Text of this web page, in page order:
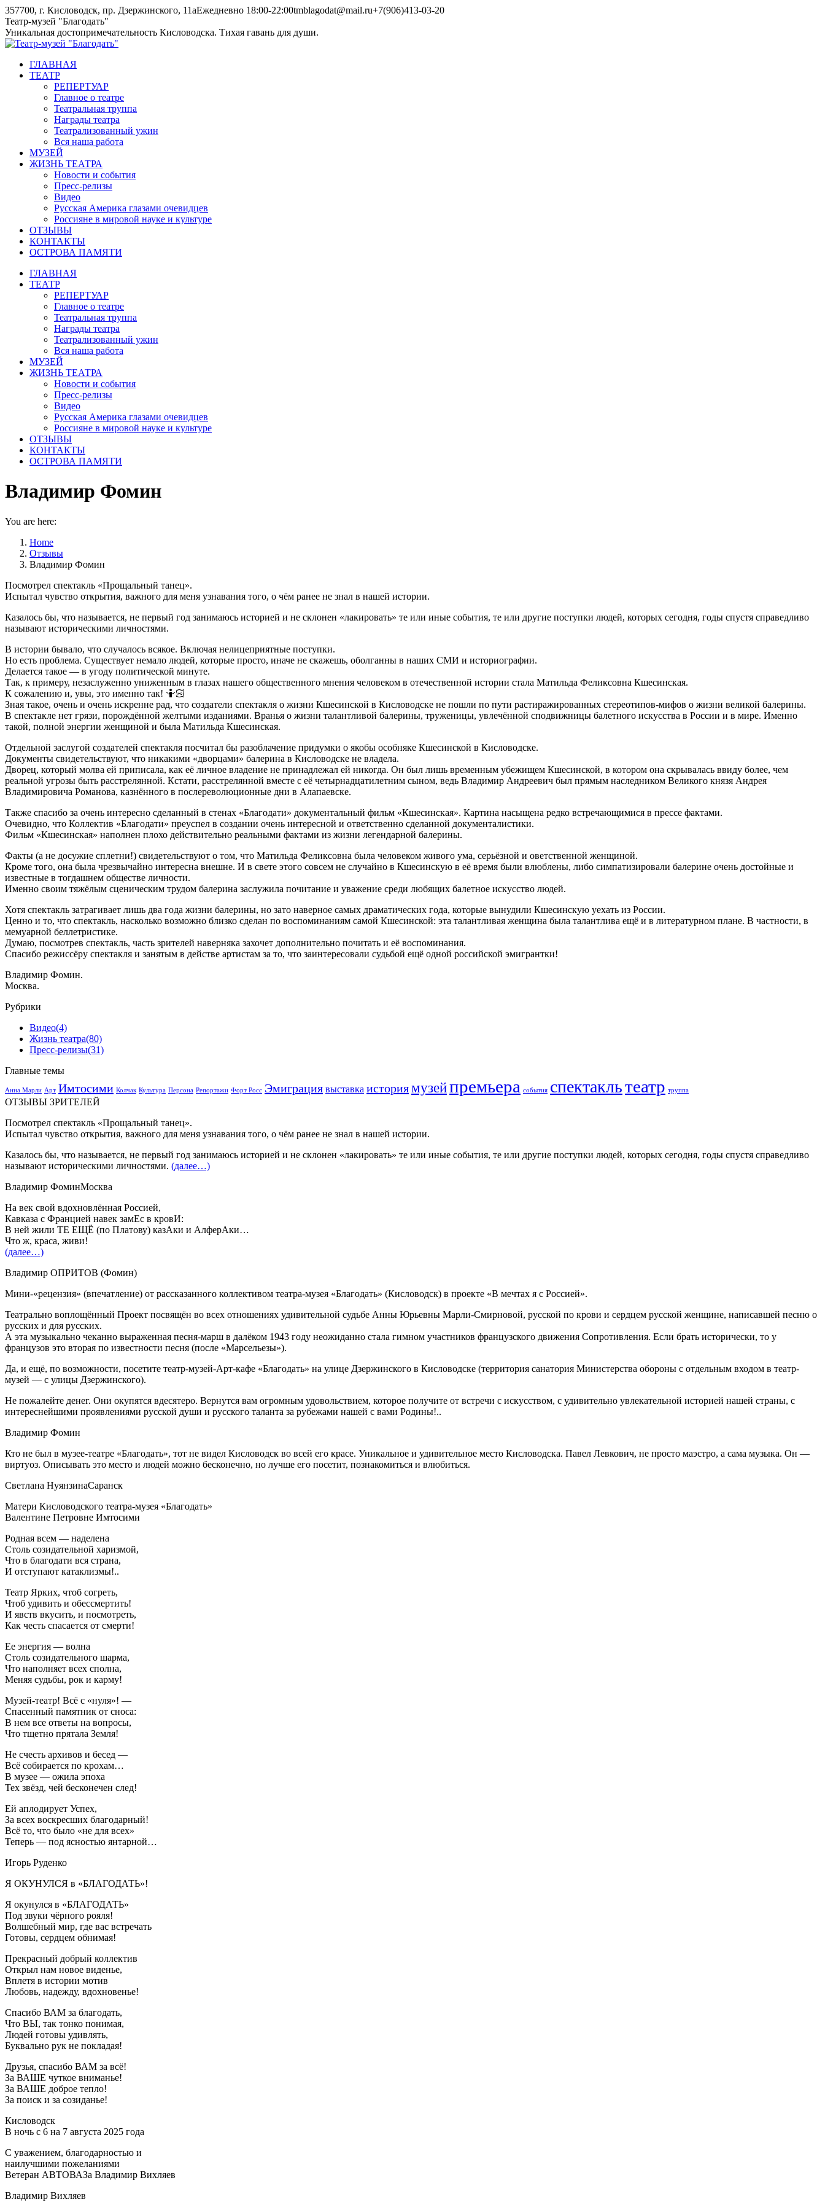
Skip
to
content
357700, г. Кисловодск, пр. Дзержинского, 11аЕжедневно 18:00-22:00tmblagodat@mail.ru+7(906)413-03-20
Instagram
page
opens
new
window
Telegram
page
opens
new
window
Театр-музей "Благодать"
Уникальная достопримечательность Кисловодска. Тихая гавань для души.
ГЛАВНАЯ
ТЕАТР
РЕПЕРТУАР
Главное о театре
Театральная труппа
Награды театра
Театрализованный ужин
Вся наша работа
МУЗЕЙ
ЖИЗНЬ ТЕАТРА
Новости и события
Пресс-релизы
Видео
Русская Америка глазами очевидцев
Россияне в мировой науке и культуре
ОТЗЫВЫ
КОНТАКТЫ
ОСТРОВА ПАМЯТИ
ГЛАВНАЯ
ТЕАТР
РЕПЕРТУАР
Главное о театре
Театральная труппа
Награды театра
Театрализованный ужин
Вся наша работа
МУЗЕЙ
ЖИЗНЬ ТЕАТРА
Новости и события
Пресс-релизы
Видео
Русская Америка глазами очевидцев
Россияне в мировой науке и культуре
ОТЗЫВЫ
КОНТАКТЫ
ОСТРОВА ПАМЯТИ
Владимир Фомин
You are here:
Home
Отзывы
Владимир Фомин
Посмотрел спектакль «Прощальный танец».
Испытал чувство открытия, важного для меня узнавания того, о чём ранее не знал в нашей истории.
Казалось бы, что называется, не первый год занимаюсь историей и не склонен «лакировать» те или иные события, те или другие поступки людей, которых сегодня, годы спустя справедливо
называют историческими личностями.
В истории бывало, что случалось всякое. Включая нелицеприятные поступки.
Но есть проблема. Существует немало людей, которые просто, иначе не скажешь, оболганны в наших СМИ и историографии.
Делается такое — в угоду политической минуте.
Так, к примеру, незаслуженно униженным в глазах нашего общественного мнения человеком в отечественной истории стала Матильда Феликсовна Кшесинская.
К сожалению и, увы, это именно так! 🤷🏻
Зная такое, очень и очень искренне рад, что создатели спектакля о жизни Кшесинской в Кисловодске не пошли по пути растиражированных стереотипов-мифов о жизни великой балерины.
В спектакле нет грязи, порождённой желтыми изданиями. Вранья о жизни талантливой балерины, труженицы, увлечённой сподвижницы балетного искусства в России и в мире. Именно
такой, полной энергии женщиной и была Матильда Кшесинская.
Отдельной заслугой создателей спектакля посчитал бы разоблачение придумки о якобы особняке Кшесинской в Кисловодске.
Документы свидетельствуют, что никакими «дворцами» балерина в Кисловодске не владела.
Дворец, который молва ей приписала, как её личное владение не принадлежал ей никогда. Он был лишь временным убежищем Кшесинской, в котором она скрывалась ввиду более, чем
реальной угрозы быть расстрелянной. Кстати, расстрелянной вместе с её четырнадцатилетним сыном, ведь Владимир Андреевич был прямым наследником Великого князя Андрея
Владимировича Романова, казнённого в послереволюционные дни в Алапаевске.
Также спасибо за очень интересно сделанный в стенах «Благодати» документальный фильм «Кшесинская». Картина насыщена редко встречающимися в прессе фактами.
Очевидно, что Коллектив «Благодати» преуспел в создании очень интересной и ответственно сделанной документалистики.
Фильм «Кшесинская» наполнен плохо действительно реальными фактами из жизни легендарной балерины.
Факты (а не досужие сплетни!) свидетельствуют о том, что Матильда Феликсовна была человеком живого ума, серьёзной и оветственной женщиной.
Кроме того, она была чрезвычайно интересна внешне. И в свете этого совсем не случайно в Кшесинскую в её время были влюблены, либо симпатизировали балерине очень достойные и
известные в тогдашнем обществе личности.
Именно своим тяжёлым сценическим трудом балерина заслужила почитание и уважение среди любящих балетное искусство людей.
Хотя спектакль затрагивает лишь два года жизни балерины, но зато наверное самых драматических года, которые вынудили Кшесинскую уехать из России.
Ценно и то, что спектакль, насколько возможно близко сделан по воспоминаниям самой Кшесинской: эта талантливая женщина была талантлива ещё и в литературном плане. В частности, в
мемуарной беллетристике.
Думаю, посмотрев спектакль, часть зрителей наверняка захочет дополнительно почитать и её воспоминания.
Спасибо режиссёру спектакля и занятым в действе артистам за то, что заинтересовали судьбой ещё одной российской эмигрантки!
Владимир Фомин.
Москва.
Рубрики
Видео(4)
Жизнь театра(80)
Пресс-релизы(31)
Главные темы
Анна Марли Арт Имтосими Колчак Культура Персона Репортажи Форт Росс Эмиграция выставка историямузейпремьера события спектакльтеатр труппа
ОТЗЫВЫ ЗРИТЕЛЕЙ
Посмотрел спектакль «Прощальный танец».
Испытал чувство открытия, важного для меня узнавания того, о чём ранее не знал в нашей истории.
Казалось бы, что называется, не первый год занимаюсь историей и не склонен «лакировать» те или иные события, те или другие поступки людей, которых сегодня, годы спустя справедливо
называют историческими личностями. (далее…)
Владимир ФоминМосква
На век свой вдохновлённая Россией,
Кавказа с Францией навек замЕс в кровИ:
В ней жили ТЕ ЕЩЁ (по Платову) казАки и АлферАки…
Что ж, краса, живи!
(далее…)
Владимир ОПРИТОВ (Фомин)
Мини-«рецензия» (впечатление) от рассказанного коллективом театра-музея «Благодать» (Кисловодск) в проекте «В мечтах я с Россией».
Театрально воплощённый Проект посвящён во всех отношениях удивительной судьбе Анны Юрьевны Марли-Смирновой, русской по крови и сердцем русской женщине, написавшей песню о
русских и для русских.
А эта музыкально чеканно выраженная песня-марш в далёком 1943 году неожиданно стала гимном участников французского движения Сопротивления. Если брать исторически, то у
французов это вторая по известности песня (после «Марсельезы»).
Да, и ещё, по возможности, посетите театр-музей-Арт-кафе «Благодать» на улице Дзержинского в Кисловодске (территория санатория Министерства обороны с отдельным входом в театр-
музей — с улицы Дзержинского).
Не пожалейте денег. Они окупятся вдесятеро. Вернутся вам огромным удовольствием, которое получите от встречи с искусством, с удивительно увлекательной историей нашей страны, с
интереснейшими проявлениями русской души и русского таланта за рубежами нашей с вами Родины!..
Владимир Фомин
Кто не был в музее-театре «Благодать», тот не видел Кисловодск во всей его красе. Уникальное и удивительное место Кисловодска. Павел Левкович, не просто маэстро, а сама музыка. Он —
виртуоз. Описывать это место и людей можно бесконечно, но лучше его посетит, познакомиться и влюбиться.
Светлана НуянзинаСаранск
Матери Кисловодского театра-музея «Благодать»
Валентине Петровне Имтосими
Родная всем — наделена
Столь созидательной харизмой,
Что в благодати вся страна,
И отступают катаклизмы!..
Театр Ярких, чтоб согреть,
Чтоб удивить и обессмертить!
И явств вкусить, и посмотреть,
Как честь спасается от смерти!
Ее энергия — волна
Столь созидательного шарма,
Что наполняет всех сполна,
Меняя судьбы, рок и карму!
Музей-театр! Всё с «нуля»! —
Спасенный памятник от сноса:
В нем все ответы на вопросы,
Что тщетно прятала Земля!
Не счесть архивов и бесед —
Всё собирается по крохам…
В музее — ожила эпоха
Тех звёзд, чей бесконечен след!
Ей аплодирует Успех,
За всех воскресших благодарный!
Всё то, что было «не для всех»
Теперь — под ясностью янтарной…
Игорь Руденко
Я ОКУНУЛСЯ в «БЛАГОДАТЬ»!
Я окунулся в «БЛАГОДАТЬ»
Под звуки чёрного рояля!
Волшебный мир, где вас встречать
Готовы, сердцем обнимая!
Прекрасный добрый коллектив
Открыл нам новое виденье,
Вплетя в истории мотив
Любовь, надежду, вдохновенье!
Спасибо ВАМ за благодать,
Что ВЫ, так тонко понимая,
Людей готовы удивлять,
Буквально рук не покладая!
Друзья, спасибо ВАМ за всё!
За ВАШЕ чуткое вниманье!
За ВАШЕ доброе тепло!
За поиск и за созиданье!
Кисловодск
В ночь с 6 на 7 августа 2025 года
С уважением, благодарностью и
наилучшими пожеланиями
Ветеран АВТОВАЗа Владимир Вихляев
Владимир Вихляев